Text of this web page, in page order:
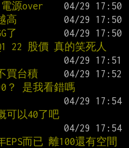
源over
高
了
22 股價 真的笑死人
買台積
？ 是我看錯嗎
可以40了吧
EPS而已 離100還有空間